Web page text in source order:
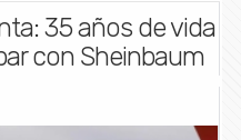
35 años de vida
con Sheinbaum